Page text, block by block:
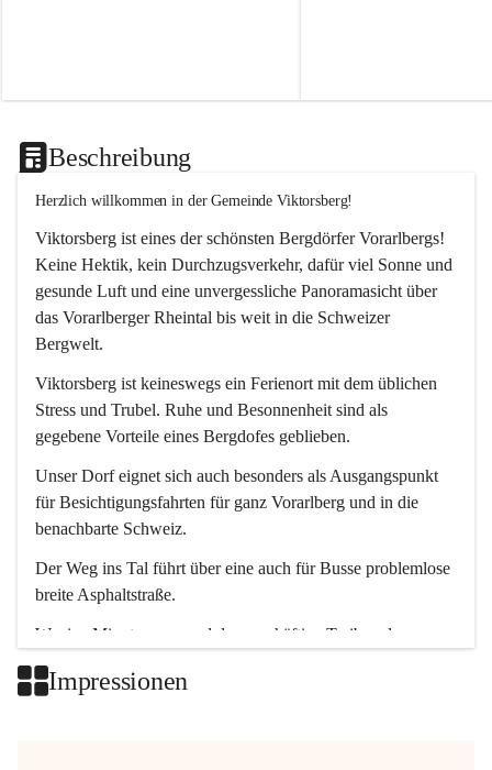
Beschreibung
Herzlich willkommen in der Gemeinde Viktorsberg!
Viktorsberg ist eines der schönsten Bergdörfer Vorarlbergs!
Keine Hektik, kein Durchzugsverkehr, dafür viel Sonne und
gesunde Luft und eine unvergessliche Panoramasicht über
das Vorarlberger Rheintal bis weit in die Schweizer
Bergwelt.
Viktorsberg ist keineswegs ein Ferienort mit dem üblichen
Stress und Trubel. Ruhe und Besonnenheit sind als
gegebene Vorteile eines Bergdofes geblieben.
Unser Dorf eignet sich auch besonders als Ausgangspunkt
für Besichtigungsfahrten für ganz Vorarlberg und in die
benachbarte Schweiz.
Der Weg ins Tal führt über eine auch für Busse problemlose
breite Asphaltstraße.
Wenige Minuten nur, und das geschäftige Treiben der
Impressionen